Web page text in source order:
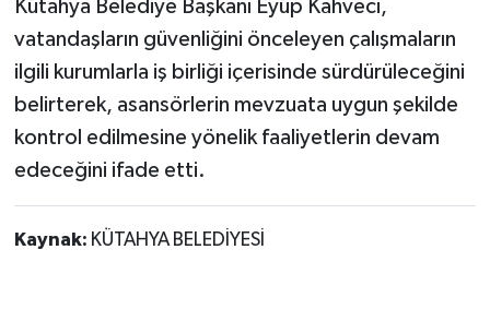
Kütahya Belediye Başkanı Eyüp Kahveci,
vatandaşların güvenliğini önceleyen çalışmaların
ilgili kurumlarla iş birliği içerisinde sürdürüleceğini
belirterek, asansörlerin mevzuata uygun şekilde
kontrol edilmesine yönelik faaliyetlerin devam
edeceğini ifade etti.
Kaynak: KÜTAHYA BELEDİYESİ